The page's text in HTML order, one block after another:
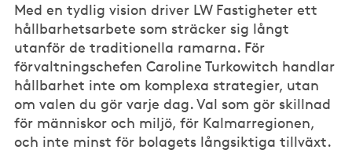
Med en tydlig vision driver LW Fastigheter ett
hållbarhetsarbete som sträcker sig långt
utanför de traditionella ramarna. För
förvaltningschefen Caroline Turkowitch handlar
hållbarhet inte om komplexa strategier, utan
om valen du gör varje dag. Val som gör skillnad
för människor och miljö, för Kalmarregionen,
och inte minst för bolagets långsiktiga tillväxt.